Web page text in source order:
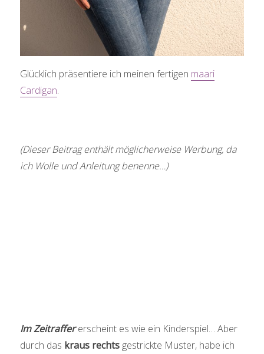
Glücklich präsentiere ich meinen fertigen maari
Cardigan.
(Dieser Beitrag enthält möglicherweise Werbung, da
ich Wolle und Anleitung benenne…)
Im Zeitraffererscheint es wie ein Kinderspiel… Aber
durch das kraus rechts gestrickte Muster, habe ich